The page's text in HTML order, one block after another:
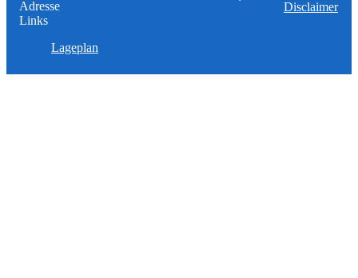
Adresse
Links
Lageplan
Disclaimer